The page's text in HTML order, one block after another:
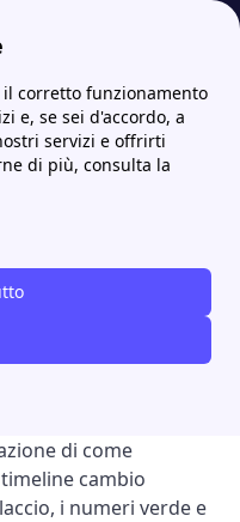
corretto funzionamento
e, se sei d'accordo, a
servizi e offrirti
di più, consulta la
Offerte Octopus Energy a prezzo variabile di agosto 2026
Energy a
agosto
di
gas) attive sul
per offerta con
link al sito ufficiale del
di come
cambio
i numeri verde e